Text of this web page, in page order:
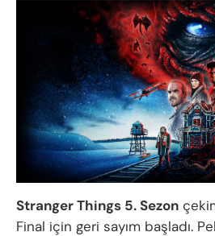
Stranger Things 5. Sezon
Final için geri sayım başladı.